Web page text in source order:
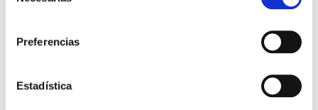
Preferencias
Estadística